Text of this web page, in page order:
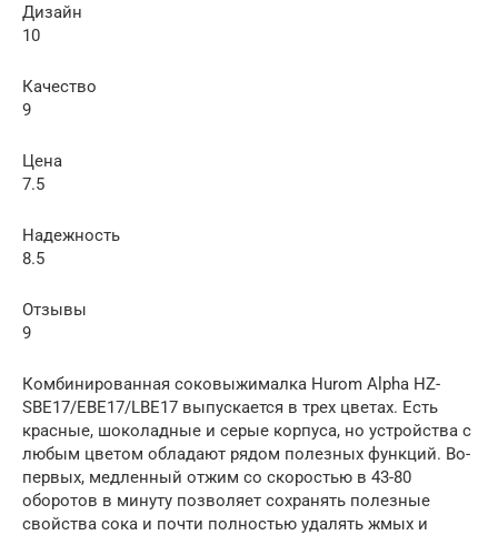
Дизайн
10
Качество
9
Цена
7.5
Надежность
8.5
Отзывы
9
Комбинированная соковыжималка Hurom Alpha HZ-
SBE17/EBE17/LBE17 выпускается в трех цветах. Есть
красные, шоколадные и серые корпуса, но устройства с
любым цветом обладают рядом полезных функций. Во-
первых, медленный отжим со скоростью в 43-80
оборотов в минуту позволяет сохранять полезные
свойства сока и почти полностью удалять жмых и